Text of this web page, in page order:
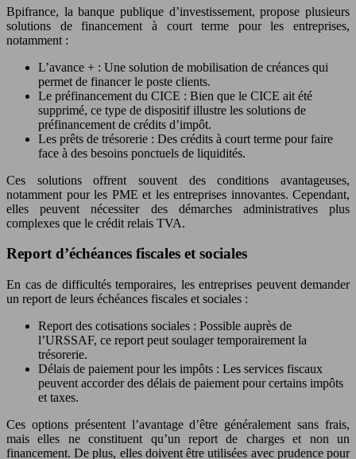
Bpifrance, la banque publique d’investissement, propose plusieurs
solutions de financement à court terme pour les entreprises,
notamment :
L’avance + : Une solution de mobilisation de créances qui
permet de financer le poste clients.
Le préfinancement du CICE : Bien que le CICE ait été
supprimé, ce type de dispositif illustre les solutions de
préfinancement de crédits d’impôt.
Les prêts de trésorerie : Des crédits à court terme pour faire
face à des besoins ponctuels de liquidités.
Ces solutions offrent souvent des conditions avantageuses,
notamment pour les PME et les entreprises innovantes. Cependant,
elles peuvent nécessiter des démarches administratives plus
complexes que le crédit relais TVA.
Report d’échéances fiscales et sociales
En cas de difficultés temporaires, les entreprises peuvent demander
un report de leurs échéances fiscales et sociales :
Report des cotisations sociales : Possible auprès de
l’URSSAF, ce report peut soulager temporairement la
trésorerie.
Délais de paiement pour les impôts : Les services fiscaux
peuvent accorder des délais de paiement pour certains impôts
et taxes.
Ces options présentent l’avantage d’être généralement sans frais,
mais elles ne constituent qu’un report de charges et non un
financement. De plus, elles doivent être utilisées avec prudence pour